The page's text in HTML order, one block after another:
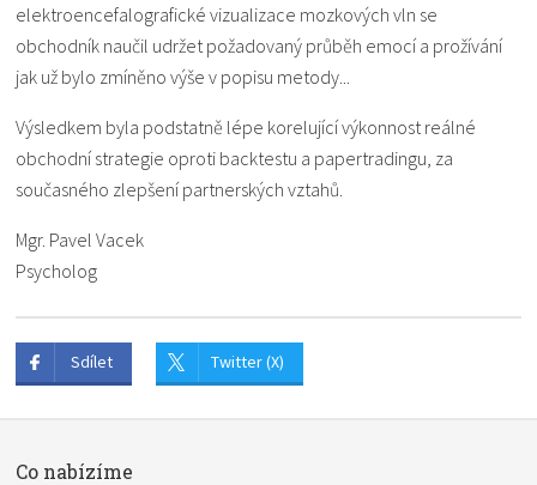
elektroencefalografické vizualizace mozkových vln se
obchodník naučil udržet požadovaný průběh emocí a prožívání
jak už bylo zmíněno výše v popisu metody...
Výsledkem byla podstatně lépe korelující výkonnost reálné
obchodní strategie oproti backtestu a papertradingu, za
současného zlepšení partnerských vztahů.
Mgr. Pavel Vacek
Psycholog
Sdílet Twitter (X)
Co nabízíme